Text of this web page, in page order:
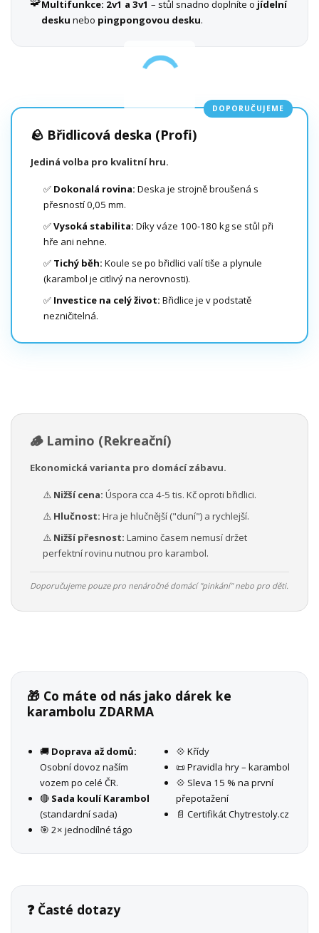
Multifunkce: 2v1 a 3v1 – stůl snadno doplníte o jídelní
desku nebo pingpongovou desku.
DOPORUČUJEME
🪨 Břidlicová deska (Profi)
Jediná volba pro kvalitní hru.
✅ Dokonalá rovina: Deska je strojně broušená s
přesností 0,05 mm.
✅Vysoká stabilita: Díky váze 100-180 kg se stůl při
hře ani nehne.
✅ Tichý běh: Koule se po břidlici valí tiše a plynule
(karambol je citlivý na nerovnosti).
✅ Investice na celý život: Břidlice je v podstatě
nezničitelná.
🪵 Lamino (Rekreační)
Ekonomická varianta pro domácí zábavu.
⚠️ Nižší cena: Úspora cca 4-5 tis. Kč oproti břidlici.
⚠️ Hlučnost: Hra je hlučnější ("duní") a rychlejší.
⚠️ Nižší přesnost: Lamino časem nemusí držet
perfektní rovinu nutnou pro karambol.
Doporučujeme pouze pro nenáročné domácí "pinkání" nebo pro děti.
🎁 Co máte od nás jako dárek ke
karambolu ZDARMA
🚚 Doprava až domů:
Osobní dovoz naším
vozem po celé ČR.
🔴 Sada koulí Karambol
(standardní sada)
🎯 2× jednodílné tágo
💠 Křídy
📜 Pravidla hry – karambol
💠 Sleva 15 % na první
přepotažení
📄 Certifikát Chytrestoly.cz
❓ Časté dotazy